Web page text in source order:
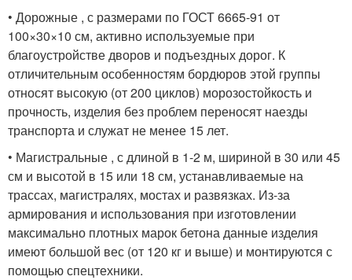
• Дорожные , с размерами по ГОСТ 6665-91 от
100×30×10 см, активно используемые при
благоустройстве дворов и подъездных дорог. К
отличительным особенностям бордюров этой группы
относят высокую (от 200 циклов) морозостойкость и
прочность, изделия без проблем переносят наезды
транспорта и служат не менее 15 лет.
• Магистральные , с длиной в 1-2 м, шириной в 30 или 45
см и высотой в 15 или 18 см, устанавливаемые на
трассах, магистралях, мостах и развязках. Из-за
армирования и использования при изготовлении
максимально плотных марок бетона данные изделия
имеют большой вес (от 120 кг и выше) и монтируются с
помощью спецтехники.